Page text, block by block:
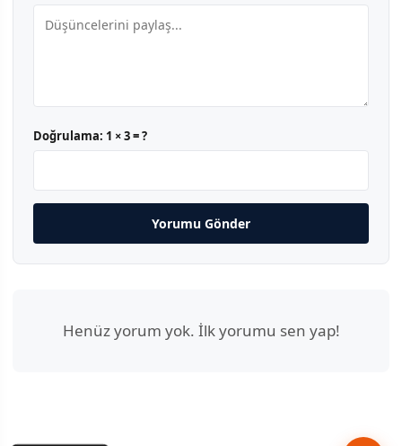
Doğrulama: 1 × 3 = ?
Yorumu Gönder
Henüz yorum yok. İlk yorumu sen yap!